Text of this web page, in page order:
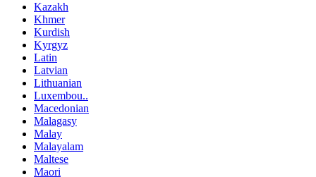
Kazakh
Khmer
Kurdish
Kyrgyz
Latin
Latvian
Lithuanian
Luxembou..
Macedonian
Malagasy
Malay
Malayalam
Maltese
Maori